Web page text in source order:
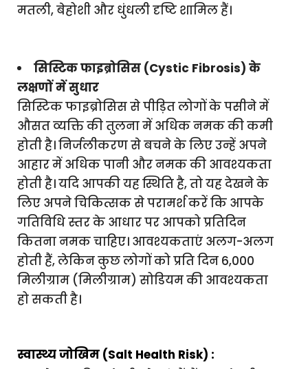
मतली, बेहोशी और धुंधली दृष्टि शामिल हैं।
सिस्टिक फाइब्रोसिस (Cystic Fibrosis) के
लक्षणों में सुधार
सिस्टिक फाइब्रोसिस से पीड़ित लोगों के पसीने में
औसत व्यक्ति की तुलना में अधिक नमक की कमी
होती है। निर्जलीकरण से बचने के लिए उन्हें अपने
आहार में अधिक पानी और नमक की आवश्यकता
होती है। यदि आपकी यह स्थिति है, तो यह देखने के
लिए अपने चिकित्सक से परामर्श करें कि आपके
गतिविधि स्तर के आधार पर आपको प्रतिदिन
कितना नमक चाहिए। आवश्यकताएं अलग-अलग
होती हैं, लेकिन कुछ लोगों को प्रति दिन 6,000
मिलीग्राम (मिलीग्राम) सोडियम की आवश्यकता
हो सकती है।
स्वास्थ्य जोखिम (Salt Health Risk) :